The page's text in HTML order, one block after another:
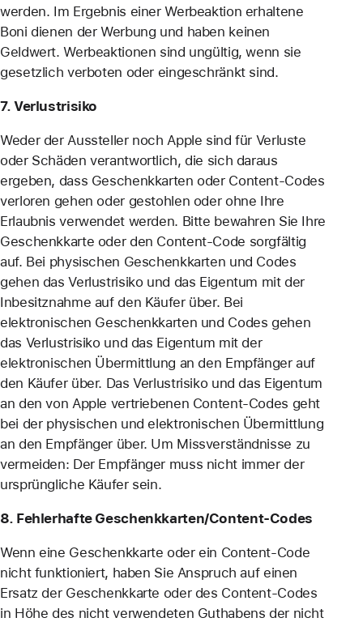
werden. Im Ergebnis einer Werbeaktion erhaltene
Boni dienen der Werbung und haben keinen
Geldwert. Werbeaktionen sind ungültig, wenn sie
gesetzlich verboten oder eingeschränkt sind.
7. Verlustrisiko
Weder der Aussteller noch Apple sind für Verluste
oder Schäden verantwortlich, die sich daraus
ergeben, dass Geschenkkarten oder Content-Codes
verloren gehen oder gestohlen oder ohne Ihre
Erlaubnis verwendet werden. Bitte bewahren Sie Ihre
Geschenkkarte oder den Content-Code sorgfältig
auf. Bei physischen Geschenkkarten und Codes
gehen das Verlustrisiko und das Eigentum mit der
Inbesitznahme auf den Käufer über. Bei
elektronischen Geschenkkarten und Codes gehen
das Verlustrisiko und das Eigentum mit der
elektronischen Übermittlung an den Empfänger auf
den Käufer über. Das Verlustrisiko und das Eigentum
an den von Apple vertriebenen Content-Codes geht
bei der physischen und elektronischen Übermittlung
an den Empfänger über. Um Missverständnisse zu
vermeiden: Der Empfänger muss nicht immer der
ursprüngliche Käufer sein.
8. Fehlerhafte Geschenkkarten/Content-Codes
Wenn eine Geschenkkarte oder ein Content-Code
nicht funktioniert, haben Sie Anspruch auf einen
Ersatz der Geschenkkarte oder des Content-Codes
in Höhe des nicht verwendeten Guthabens der nicht